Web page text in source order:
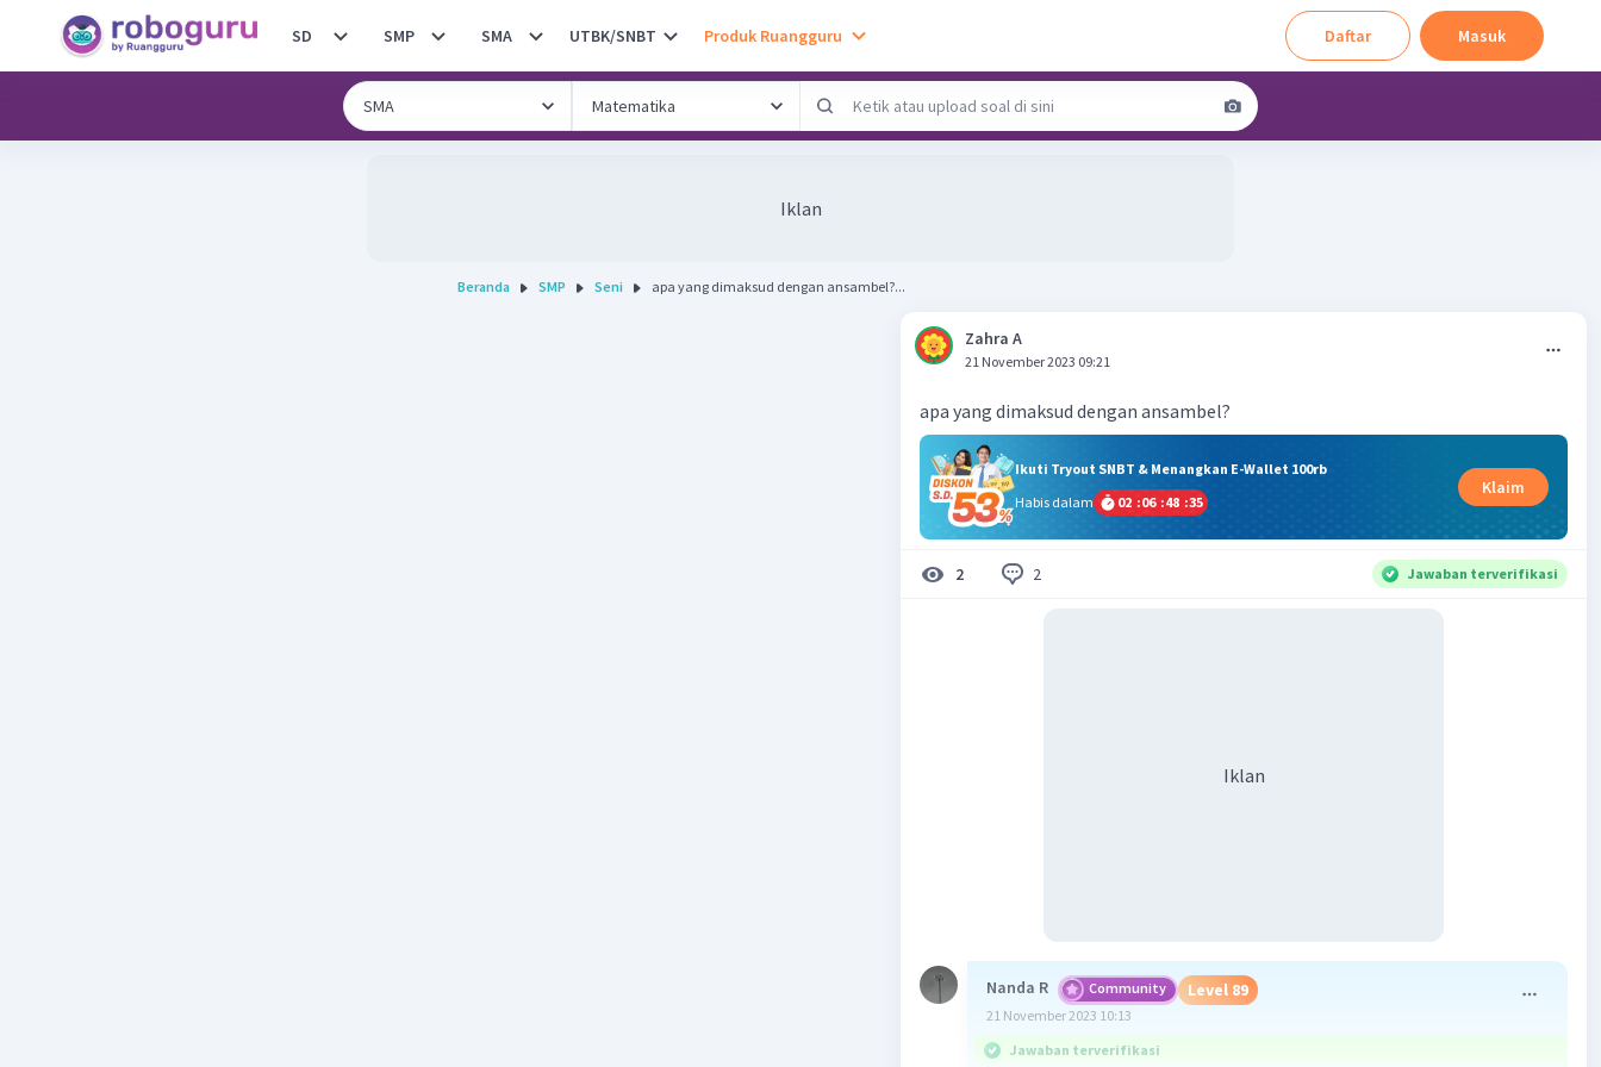
SD SMP SMA UTBK/SNBT Produk Ruangguru Daftar Masuk
Iklan
Beranda SMP Seni apa yang dimaksud dengan ansambel?...
Zahra A
21 November 2023 09:21
apa yang dimaksud dengan ansambel?
Ikuti Tryout SNBT & Menangkan E-Wallet 100rb
Habis dalam
02 :06 :48 :34
Klaim
2 2 Jawaban terverifikasi
Iklan
Nanda R Community Level 89
21 November 2023 10:13
Jawaban terverifikasi